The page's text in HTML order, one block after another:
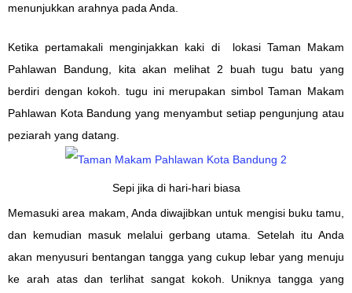
menunjukkan arahnya pada Anda.
Ketika pertamakali menginjakkan kaki di lokasi Taman Makam
Pahlawan Bandung, kita akan melihat 2 buah tugu batu yang
berdiri dengan kokoh. tugu ini merupakan simbol Taman Makam
Pahlawan Kota Bandung yang menyambut setiap pengunjung atau
peziarah yang datang.
Sepi jika di hari-hari biasa
Memasuki area makam, Anda diwajibkan untuk mengisi buku tamu,
dan kemudian masuk melalui gerbang utama. Setelah itu Anda
akan menyusuri bentangan tangga yang cukup lebar yang menuju
ke arah atas dan terlihat sangat kokoh. Uniknya tangga yang